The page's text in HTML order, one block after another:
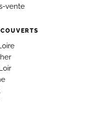
vente